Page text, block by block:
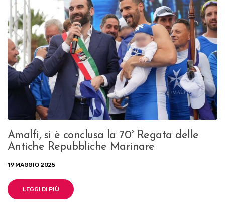
Amalfi, si è conclusa la 70° Regata delle
Antiche Repubbliche Marinare
19 MAGGIO 2025
LEGGI DI PIÙ